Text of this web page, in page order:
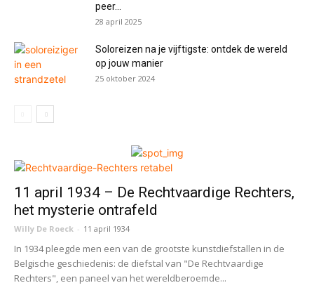
peer...
28 april 2025
Soloreizen na je vijftigste: ontdek de wereld
op jouw manier
25 oktober 2024
11 april 1934 – De Rechtvaardige Rechters,
het mysterie ontrafeld
Willy De Roeck - 11 april 1934
In 1934 pleegde men een van de grootste kunstdiefstallen in de
Belgische geschiedenis: de diefstal van "De Rechtvaardige
Rechters", een paneel van het wereldberoemde...